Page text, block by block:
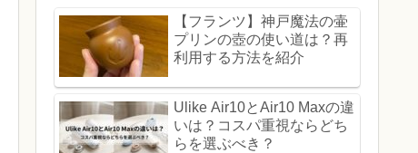
【フランツ】神戸魔法の壷
プリンの壺の使い道は？再
利用する方法を紹介
Ulike Air10とAir10 Maxの違
いは？コスパ重視ならどち
らを選ぶべき？